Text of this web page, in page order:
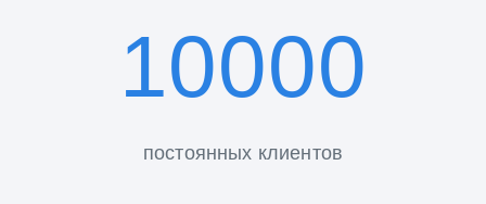
10000
постоянных клиентов